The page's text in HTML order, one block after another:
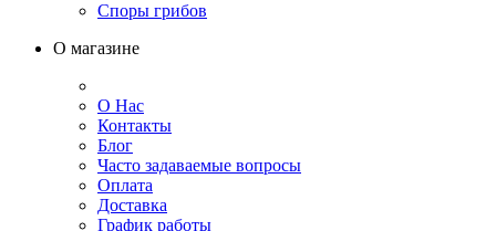
Споры грибов
О магазине
О Нас
Контакты
Блог
Часто задаваемые вопросы
Оплата
Доставка
График работы